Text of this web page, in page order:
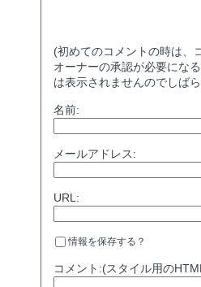
(初めてのコメントの時は、
オーナーの承認が必要にな
は表示されませんのでしば
名前:
メールアドレス:
URL:
情報を保存する？
コメント:(スタイル用の